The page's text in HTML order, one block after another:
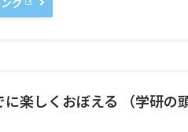
楽しくおぼえる （学研の